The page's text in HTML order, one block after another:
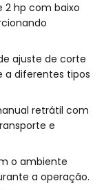
2 hp com baixo
ajuste de corte
a diferentes tipos
retrátil com
e
o ambiente
a operação.